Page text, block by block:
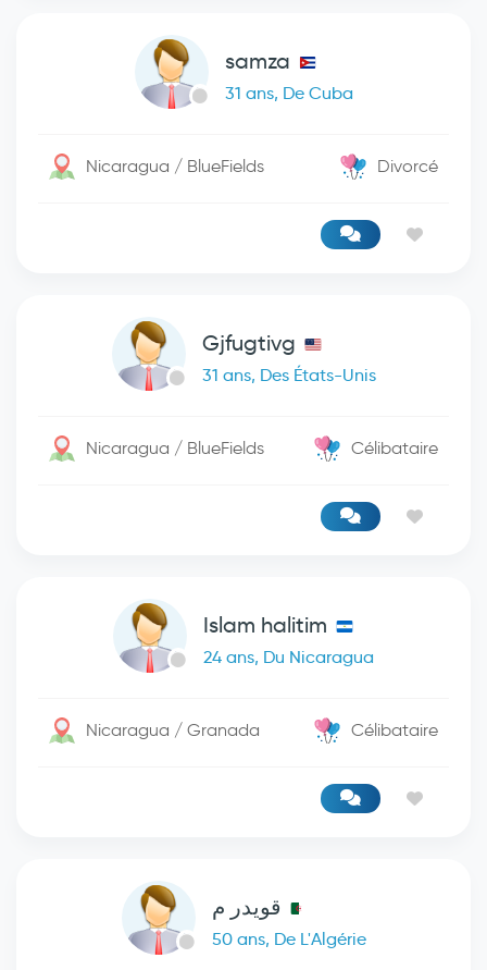
samza
31 ans, De Cuba
Nicaragua / BlueFields Divorcé
Gjfugtivg
31 ans, Des États-Unis
Nicaragua / BlueFields Célibataire
Islam halitim
24 ans, Du Nicaragua
Nicaragua / Granada Célibataire
قويدر م
50 ans, De L'Algérie